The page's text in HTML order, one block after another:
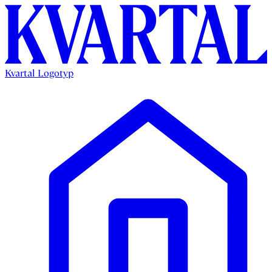
Kvartal Logotyp